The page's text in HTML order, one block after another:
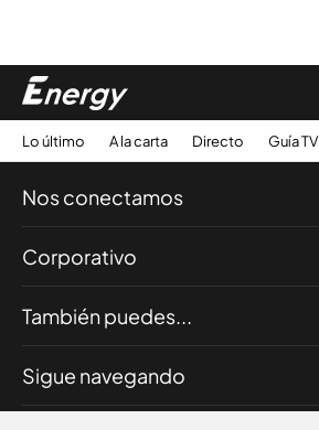
Lo último A la carta Directo Guía TV
Nos conectamos
Corporativo
También puedes...
Sigue navegando